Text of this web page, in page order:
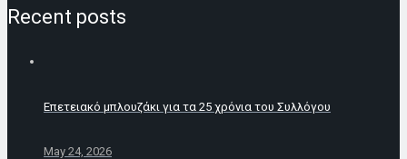
Recent posts
Επετειακό μπλουζάκι για τα 25 χρόνια του Συλλόγου
May 24, 2026